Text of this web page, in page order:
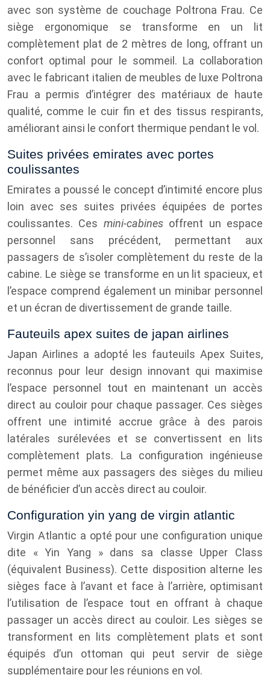
avec son système de couchage Poltrona Frau. Ce
siège ergonomique se transforme en un lit
complètement plat de 2 mètres de long, offrant un
confort optimal pour le sommeil. La collaboration
avec le fabricant italien de meubles de luxe Poltrona
Frau a permis d’intégrer des matériaux de haute
qualité, comme le cuir fin et des tissus respirants,
améliorant ainsi le confort thermique pendant le vol.
Suites privées emirates avec portes
coulissantes
Emirates a poussé le concept d’intimité encore plus
loin avec ses suites privées équipées de portes
coulissantes. Ces mini-cabines offrent un espace
personnel sans précédent, permettant aux
passagers de s’isoler complètement du reste de la
cabine. Le siège se transforme en un lit spacieux, et
l’espace comprend également un minibar personnel
et un écran de divertissement de grande taille.
Fauteuils apex suites de japan airlines
Japan Airlines a adopté les fauteuils Apex Suites,
reconnus pour leur design innovant qui maximise
l’espace personnel tout en maintenant un accès
direct au couloir pour chaque passager. Ces sièges
offrent une intimité accrue grâce à des parois
latérales surélevées et se convertissent en lits
complètement plats. La configuration ingénieuse
permet même aux passagers des sièges du milieu
de bénéficier d’un accès direct au couloir.
Configuration yin yang de virgin atlantic
Virgin Atlantic a opté pour une configuration unique
dite « Yin Yang » dans sa classe Upper Class
(équivalent Business). Cette disposition alterne les
sièges face à l’avant et face à l’arrière, optimisant
l’utilisation de l’espace tout en offrant à chaque
passager un accès direct au couloir. Les sièges se
transforment en lits complètement plats et sont
équipés d’un ottoman qui peut servir de siège
supplémentaire pour les réunions en vol.